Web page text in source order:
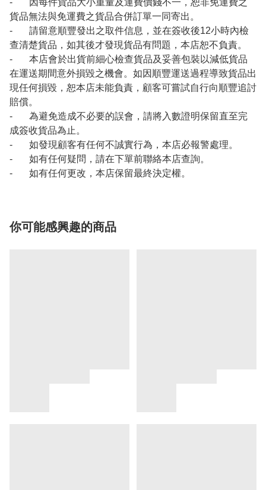
- 因每件貨品大小重量及運費價錢不一，恕非免運費之
貨品無法與免運費之貨品合併訂單一同寄出。
- 請留意順豐發出之取件信息，並在簽收後12小時內檢
查清楚貨品，如其後才發現貨品有問題，本店恕不負責。
- 本店會於出貨前細心檢查貨品及妥善包裝以減低貨品
在運送期間意外損毀之機會。如因順豐運送過程導致貨品出
現任何損毀，恕本店未能負責，顧客可嘗試自行向順豐追討
賠償。
- 為避免造成不必要的誤會，請將入數證明保留直至完
成簽收貨品為止。
- 如發現顧客有任何不誠實行為，本店必報警處理。
- 如有任何疑問，請在下單前聯絡本店查詢。
- 如有任何更改，本店保留最終決定權。
你可能感興趣的商品